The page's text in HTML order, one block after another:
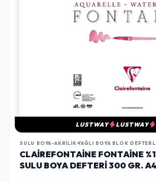
LUSTWAY LUSTWAY
SULU BOYA-AKRILIK-YAĞLI BOYA BLOK
CLAIREFONTAINE FONTAINE
SULU BOYA DEFTERI 300 GR.